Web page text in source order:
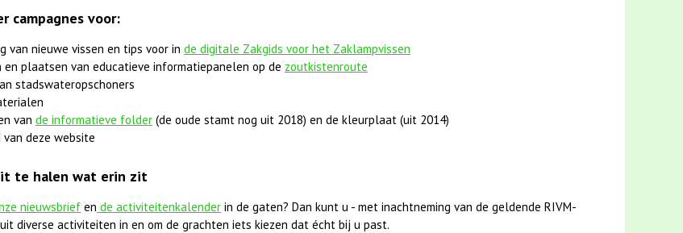
campagnes voor:
van nieuwe vissen en tips voor in de digitale Zakgids voor het Zaklampvissen
plaatsen van educatieve informatiepanelen op de zoutkistenroute
stadswateropschoners
van de informatieve folder (de oude stamt nog uit 2018) en de kleurplaat (uit 2014)
deze website
te halen wat erin zit
nieuwsbrief en de activiteitenkalender in de gaten? Dan kunt u - met inachtneming van de geldende RIVM-
diverse activiteiten in en om de grachten iets kiezen dat écht bij u past.